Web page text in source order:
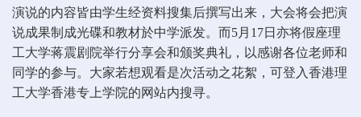
演说的内容皆由学生经资料搜集后撰写出来，大会将会把演
说成果制成光碟和教材於中学派发。而5月17日亦将假座理
工大学蒋震剧院举行分享会和颁奖典礼，以感谢各位老师和
同学的参与。大家若想观看是次活动之花絮，可登入香港理
工大学香港专上学院的网站内搜寻。